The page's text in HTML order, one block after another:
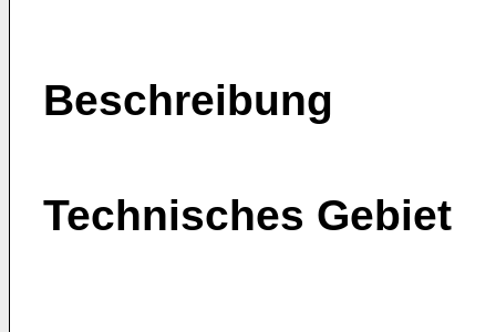
Beschreibung
Technisches Gebiet